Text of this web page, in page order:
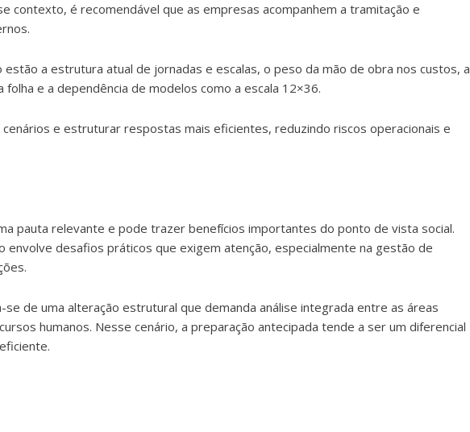
contexto, é recomendável que as empresas acompanhem a tramitação e
a estrutura atual de jornadas e escalas, o peso da mão de obra nos custos, a
e a dependência de modelos como a escala 12×36.
e estruturar respostas mais eficientes, reduzindo riscos operacionais e
pauta relevante e pode trazer benefícios importantes do ponto de vista social.
envolve desafios práticos que exigem atenção, especialmente na gestão de
se de uma alteração estrutural que demanda análise integrada entre as áreas
humanos. Nesse cenário, a preparação antecipada tende a ser um diferencial